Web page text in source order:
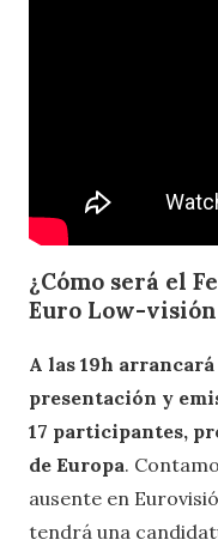
¿Cómo será el
Euro Low-visión
A las 19h
presentación y
17 participantes,
de Europa.
ausente en
tendrá una